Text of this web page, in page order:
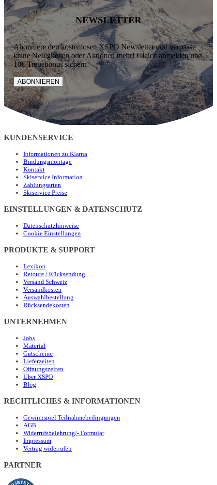
NEWSLETTER
Abonniere den kostenlosen XSPO Newsletter und verpasse
keine Neuigkeiten oder Aktionen mehr! Gleich anmelden und
10€ Treuebonus sichern!
ABONNIEREN
KUNDENSERVICE
Informationen zu Klarna
Bindungsmontage
Kontakt
Skiservice Information
Zahlungsarten
Skiservice Preise
EINSTELLUNGEN & DATENSCHUTZ
Datenschutzhinweise
Cookie Einstellungen
PRODUKTE & SUPPORT
Lexikon
Retoure / Rücksendung
Versand Schweiz
Versandkosten
Auswahlbestellung
Rücksendekosten
UNTERNEHMEN
Jobs
Material
Gutscheine
Lieferzeiten
Öffnungszeiten
Über XSPO
Blog
RECHTLICHES & INFORMATIONEN
Gewinnspiel Teilnahmebedingungen
AGB
Widerrufsbelehrung/- Formular
Impressum
Vertrag widerrufen
PARTNER